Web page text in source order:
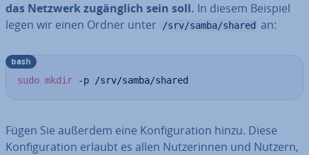
das Netzwerk zu­gäng­lich sein soll. In diesem Beispiel
legen wir einen Ordner unter
/srv/samba/shared an:
sudo mkdir -p /srv/samba/shared
bash
Fügen Sie außerdem eine Kon­fi­gu­ra­ti­on hinzu. Diese
Kon­fi­gu­ra­ti­on erlaubt es allen Nut­ze­rin­nen und Nutzern,